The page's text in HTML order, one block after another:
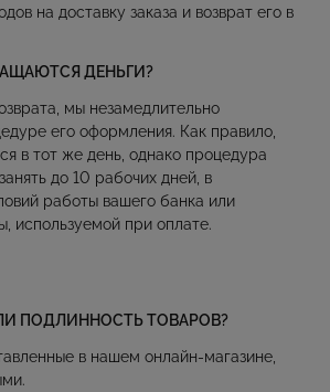
на доставку заказа и возврат его в
ДЕНЬГИ?
мы незамедлительно
его оформления. Как правило,
в тот же день, однако процедура
до 10 рабочих дней, в
работы вашего банка или
используемой при оплате.
ПОДЛИННОСТЬ ТОВАРОВ?
в нашем онлайн-магазине,